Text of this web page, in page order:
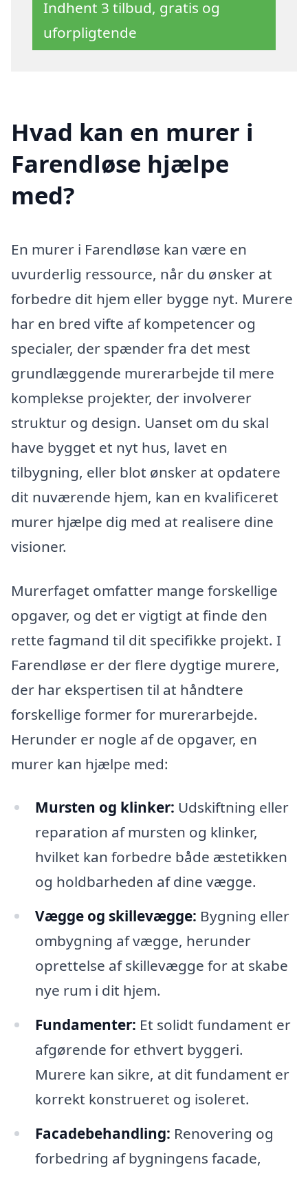
Indhent 3 tilbud, gratis og
uforpligtende
Hvad kan en murer i
Farendløse hjælpe
med?
En murer i Farendløse kan være en
uvurderlig ressource, når du ønsker at
forbedre dit hjem eller bygge nyt. Murere
har en bred vifte af kompetencer og
specialer, der spænder fra det mest
grundlæggende murerarbejde til mere
komplekse projekter, der involverer
struktur og design. Uanset om du skal
have bygget et nyt hus, lavet en
tilbygning, eller blot ønsker at opdatere
dit nuværende hjem, kan en kvalificeret
murer hjælpe dig med at realisere dine
visioner.
Murerfaget omfatter mange forskellige
opgaver, og det er vigtigt at finde den
rette fagmand til dit specifikke projekt. I
Farendløse er der flere dygtige murere,
der har ekspertisen til at håndtere
forskellige former for murerarbejde.
Herunder er nogle af de opgaver, en
murer kan hjælpe med:
Mursten og klinker: Udskiftning eller
reparation af mursten og klinker,
hvilket kan forbedre både æstetikken
og holdbarheden af dine vægge.
Vægge og skillevægge: Bygning eller
ombygning af vægge, herunder
oprettelse af skillevægge for at skabe
nye rum i dit hjem.
Fundamenter: Et solidt fundament er
afgørende for ethvert byggeri.
Murere kan sikre, at dit fundament er
korrekt konstrueret og isoleret.
Facadebehandling: Renovering og
forbedring af bygningens facade,